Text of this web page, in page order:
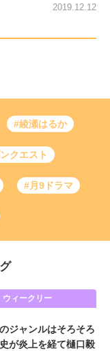
2019.12.12
#綾瀬はるか
クエスト
#月9ドラマ
ウィークリー
ジャンルはそろそろ
が炎上を経て樋口毅